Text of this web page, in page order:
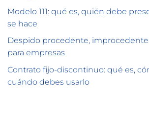
Modelo 111: qué es, quién debe
se hace
Despido procedente, improcedente
para empresas
Contrato fijo-discontinuo: qué es,
cuándo debes usarlo